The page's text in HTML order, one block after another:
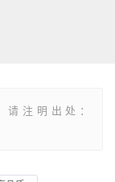
注明出处：